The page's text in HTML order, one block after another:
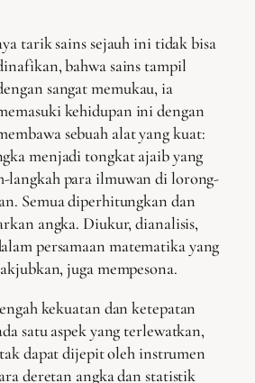
tarik sains sejauh ini tidak bisa
bahwa sains tampil
sangat memukau, ia
kehidupan ini dengan
sebuah alat yang kuat:
menjadi tongkat ajaib yang
langkah para ilmuwan di lorong-
Semua diperhitungkan dan
angka. Diukur, dianalisis,
persamaan matematika yang
juga mempesona.
kekuatan dan ketepatan
satu aspek yang terlewatkan,
dapat dijepit oleh instrumen
deretan angka dan statistik